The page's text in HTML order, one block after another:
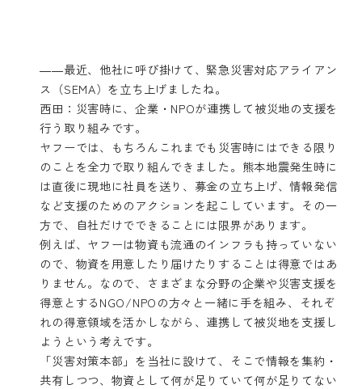
――最近、他社に呼び掛けて、緊急災害対応アライアン
ス（SEMA）を立ち上げましたね。
西田：災害時に、企業・NPOが連携して被災地の支援を
行う取り組みです。
ヤフーでは、もちろんこれまでも災害時にはできる限り
のことを全力で取り組んできました。熊本地震発生時に
は直後に現地に社員を送り、募金の立ち上げ、情報発信
など支援のためのアクションを起こしています。その一
方で、自社だけでできることには限界があります。
例えば、ヤフーは物資も流通のインフラも持っていない
ので、物資を用意したり届けたりすることは得意ではあ
りません。なので、さまざまな分野の企業や災害支援を
得意とするNGO/NPOの方々と一緒に手を組み、それぞ
れの得意領域を活かしながら、連携して被災地を支援し
ようという考えです。
「災害対策本部」を当社に設けて、そこで情報を集約・
共有しつつ、物資として何が足りていて何が足りてない